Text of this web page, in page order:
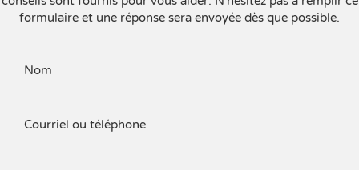
formulaire et une réponse sera envoyée dès que possible.
Nom
Courriel ou téléphone